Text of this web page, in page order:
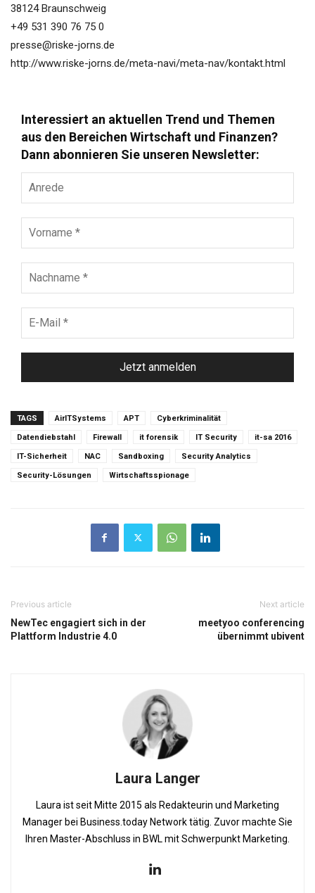
38124 Braunschweig
+49 531 390 76 75 0
presse@riske-jorns.de
http://www.riske-jorns.de/meta-navi/meta-nav/kontakt.html
Interessiert an aktuellen Trend und Themen
aus den Bereichen Wirtschaft und Finanzen?
Dann abonnieren Sie unseren Newsletter:
Mail
*
TAGS AirITSystems APT Cyberkriminalität
Datendiebstahl Firewall it forensik IT Security it-sa 2016
IT-Sicherheit NAC Sandboxing Security Analytics
Security-Lösungen Wirtschaftsspionage
Previous article
NewTec engagiert sich in der
Plattform Industrie 4.0
Next article
meetyoo conferencing
übernimmt ubivent
Laura Langer
Laura ist seit Mitte 2015 als Redakteurin und Marketing
Manager bei Business.today Network tätig. Zuvor machte Sie
Ihren Master-Abschluss in BWL mit Schwerpunkt Marketing.